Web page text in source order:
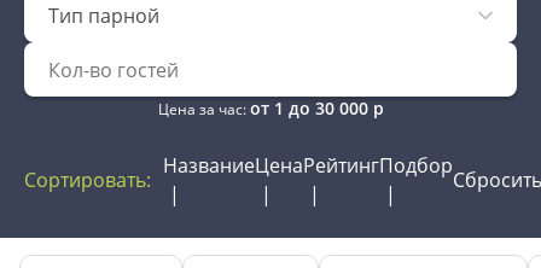
Тип парной
Цена за час:от 1 до 30 000р
Сортировать:
НазваниеЦенаРейтингПодбор
Сбросить